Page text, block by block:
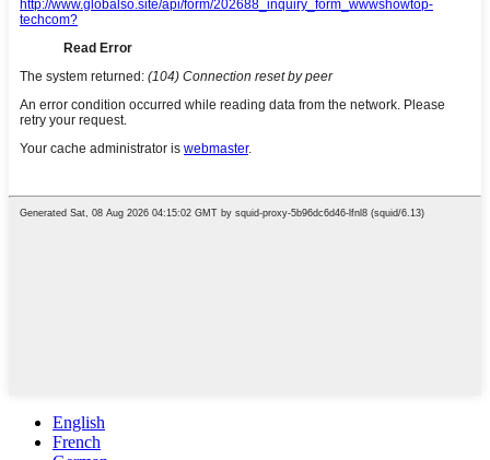
English
French